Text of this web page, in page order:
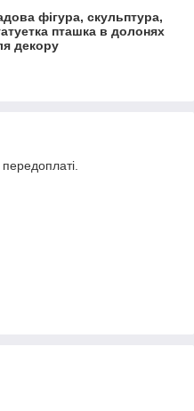
фігура, скульптура,
пташка в долонях
декору